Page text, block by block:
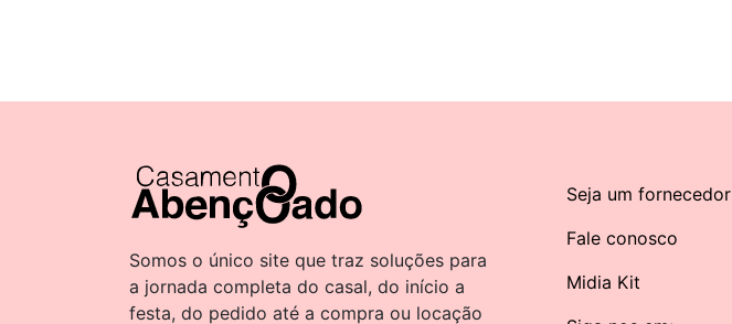
Somos o único site que traz soluções para
a jornada completa do casal, do início a
festa, do pedido até a compra ou locação
Seja um fornecedor
Fale conosco
Midia Kit